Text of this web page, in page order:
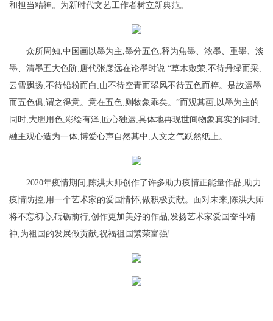
和担当精神。为新时代文艺工作者树立新典范。
众所周知,中国画以墨为主,墨分五色,释为焦墨、浓墨、重墨、淡
墨、清墨五大色阶,唐代张彦远在论墨时说:“草木敷荣,不待丹绿而采,
云雪飘扬,不待铅粉而白,山不待空青而翠风不待五色而粹。是故运墨
而五色俱,谓之得意。意在五色,则物象乖矣。”而观其画,以墨为主的
同时,大胆用色,彩绘有泽,匠心独运,具体地再现世间物象真实的同时,
融主观心造为一体,博爱心声自然其中,人文之气跃然纸上。
2020年疫情期间,陈洪大师创作了许多助力疫情正能量作品,助力
疫情防控,用一个艺术家的爱国情怀,做积极贡献。面对未来,陈洪大师
将不忘初心,砥砺前行,创作更加美好的作品,发扬艺术家爱国奋斗精
神,为祖国的发展做贡献,祝福祖国繁荣富强!